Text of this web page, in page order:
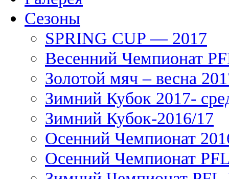
Сезоны
SPRING CUP — 2017
Весенний Чемпионат
Золотой мяч – весна
Зимний Кубок 2017-
Зимний Кубок-2016/17
Осенний Чемпионат
Осенний Чемпионат